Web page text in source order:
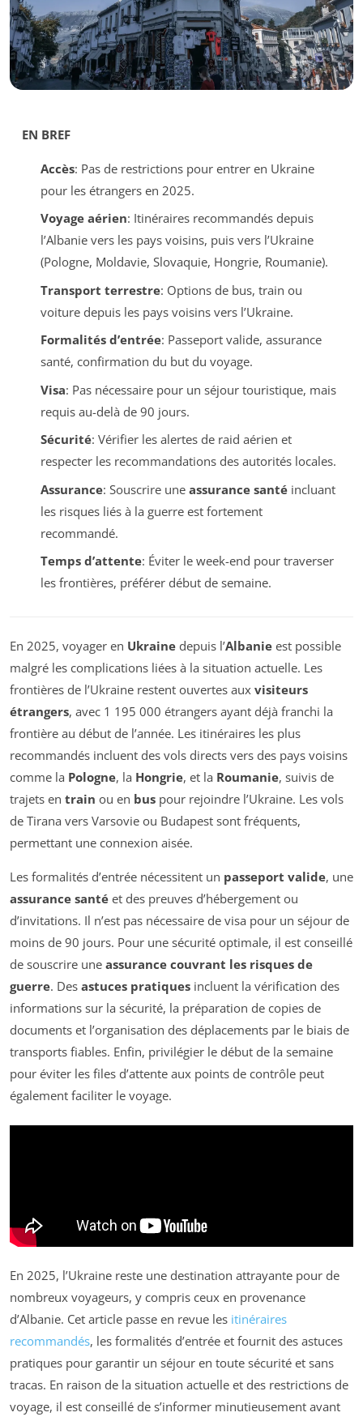
EN BREF
Accès: Pas de restrictions pour entrer en Ukraine
pour les étrangers en 2025.
Voyage aérien: Itinéraires recommandés depuis
l’Albanie vers les pays voisins, puis vers l’Ukraine
(Pologne, Moldavie, Slovaquie, Hongrie, Roumanie).
Transport terrestre: Options de bus, train ou
voiture depuis les pays voisins vers l’Ukraine.
Formalités d’entrée: Passeport valide, assurance
santé, confirmation du but du voyage.
Visa: Pas nécessaire pour un séjour touristique, mais
requis au-delà de 90 jours.
Sécurité: Vérifier les alertes de raid aérien et
respecter les recommandations des autorités locales.
Assurance: Souscrire une assurance santéincluant
les risques liés à la guerre est fortement
recommandé.
Temps d’attente: Éviter le week-end pour traverser
les frontières, préférer début de semaine.
En 2025, voyager en Ukraine depuis l’Albanie est possible
malgré les complications liées à la situation actuelle. Les
frontières de l’Ukraine restent ouvertes aux visiteurs
étrangers, avec 1 195 000 étrangers ayant déjà franchi la
frontière au début de l’année. Les itinéraires les plus
recommandés incluent des vols directs vers des pays voisins
comme la Pologne, la Hongrie, et la Roumanie, suivis de
trajets en train ou en bus pour rejoindre l’Ukraine. Les vols
de Tirana vers Varsovie ou Budapest sont fréquents,
permettant une connexion aisée.
Les formalités d’entrée nécessitent un passeport valide, une
assurance santé et des preuves d’hébergement ou
d’invitations. Il n’est pas nécessaire de visa pour un séjour de
moins de 90 jours. Pour une sécurité optimale, il est conseillé
de souscrire une assurance couvrant les risques de
guerre. Des astuces pratiques incluent la vérification des
informations sur la sécurité, la préparation de copies de
documents et l’organisation des déplacements par le biais de
transports fiables. Enfin, privilégier le début de la semaine
pour éviter les files d’attente aux points de contrôle peut
également faciliter le voyage.
En 2025, l’Ukraine reste une destination attrayante pour de
nombreux voyageurs, y compris ceux en provenance
d’Albanie. Cet article passe en revue les itinéraires
recommandés, les formalités d’entrée et fournit des astuces
pratiques pour garantir un séjour en toute sécurité et sans
tracas. En raison de la situation actuelle et des restrictions de
voyage, il est conseillé de s’informer minutieusement avant